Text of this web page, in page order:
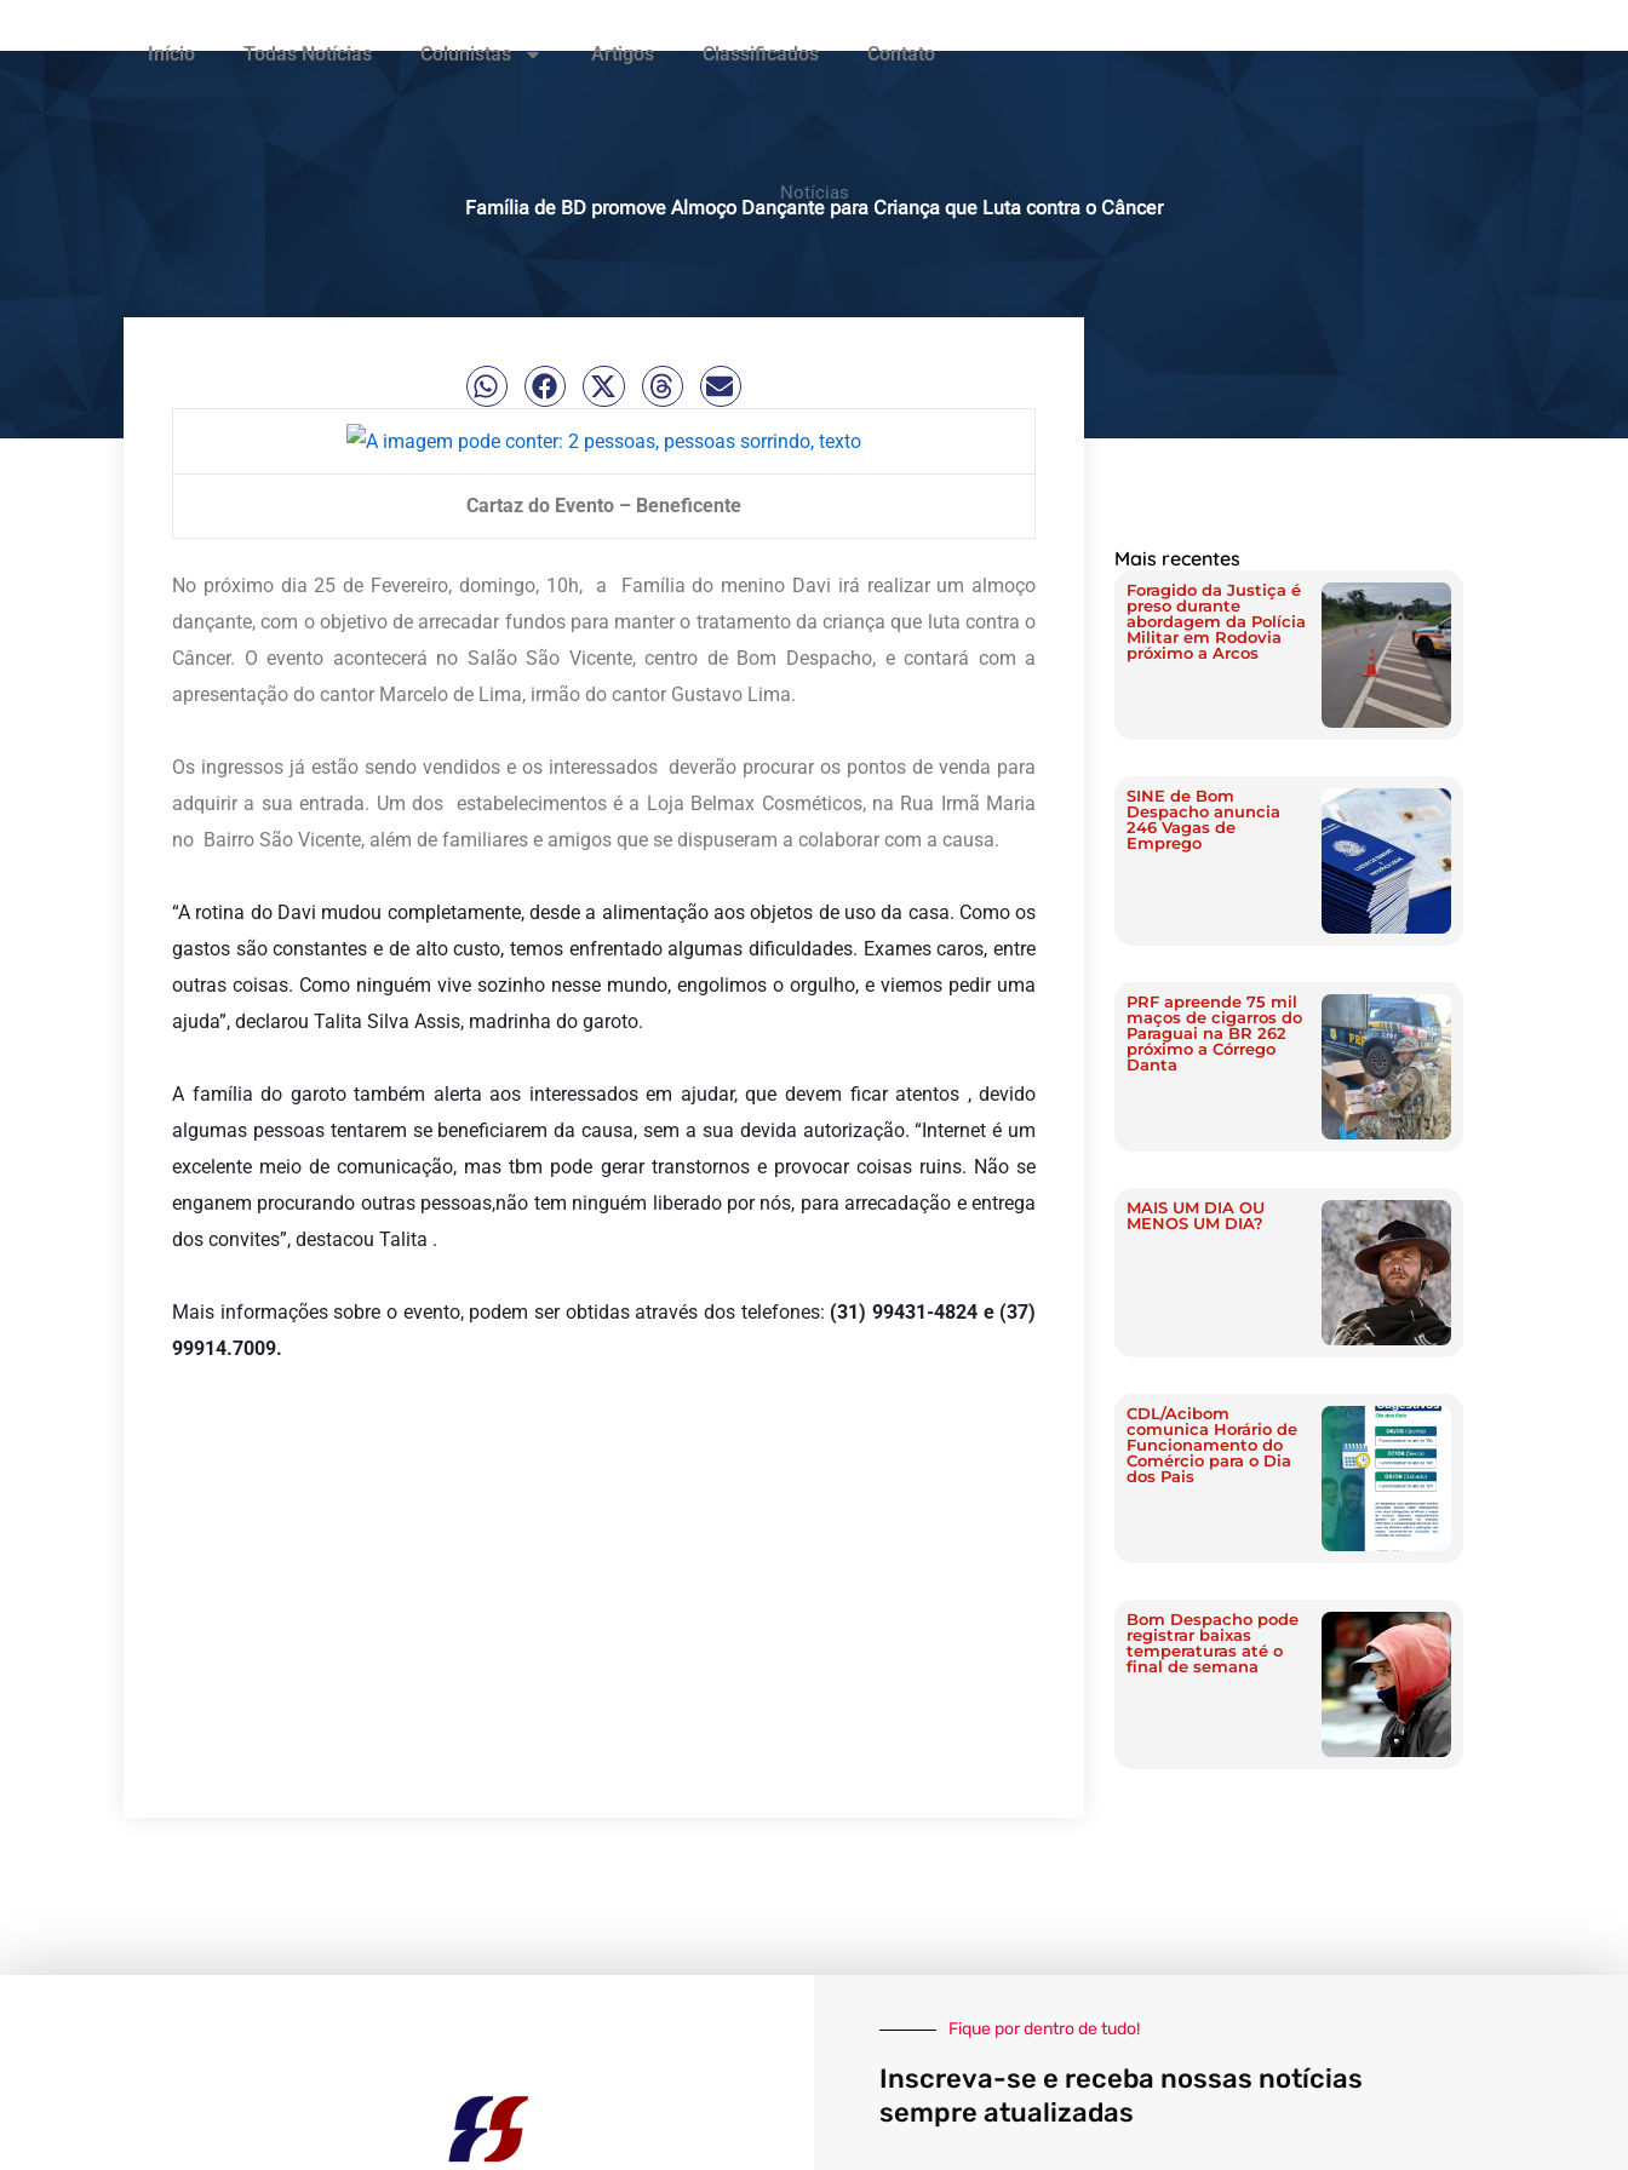
Início Todas Notícias Colunistas Artigos Classificados Contato
Notícias
Família de BD promove Almoço Dançante para Criança que Luta contra o Câncer
Cartaz do Evento – Beneficente
No próximo dia 25 de Fevereiro, domingo, 10h, a Família do menino Davi irá realizar um almoço
dançante, com o objetivo de arrecadar fundos para manter o tratamento da criança que luta contra o
Câncer. O evento acontecerá no Salão São Vicente, centro de Bom Despacho, e contará com a
apresentação do cantor Marcelo de Lima, irmão do cantor Gustavo Lima.
Os ingressos já estão sendo vendidos e os interessados deverão procurar os pontos de venda para
adquirir a sua entrada. Um dos estabelecimentos é a Loja Belmax Cosméticos, na Rua Irmã Maria
no Bairro São Vicente, além de familiares e amigos que se dispuseram a colaborar com a causa.
“A rotina do Davi mudou completamente, desde a alimentação aos objetos de uso da casa. Como os
gastos são constantes e de alto custo, temos enfrentado algumas dificuldades. Exames caros, entre
outras coisas. Como ninguém vive sozinho nesse mundo, engolimos o orgulho, e viemos pedir uma
ajuda”, declarou Talita Silva Assis, madrinha do garoto.
A família do garoto também alerta aos interessados em ajudar, que devem ficar atentos , devido
algumas pessoas tentarem se beneficiarem da causa, sem a sua devida autorização. “Internet é um
excelente meio de comunicação, mas tbm pode gerar transtornos e provocar coisas ruins. Não se
enganem procurando outras pessoas,não tem ninguém liberado por nós, para arrecadação e entrega
dos convites”, destacou Talita .
Mais informações sobre o evento, podem ser obtidas através dos telefones: (31) 99431-4824 e (37)
99914.7009.
Mais recentes
Foragido da Justiça é
preso durante
abordagem da Polícia
Militar em Rodovia
próximo a Arcos
SINE de Bom
Despacho anuncia
246 Vagas de
Emprego
PRF apreende 75 mil
maços de cigarros do
Paraguai na BR 262
próximo a Córrego
Danta
MAIS UM DIA OU
MENOS UM DIA?
CDL/Acibom
comunica Horário de
Funcionamento do
Comércio para o Dia
dos Pais
Bom Despacho pode
registrar baixas
temperaturas até o
final de semana
Fique por dentro de tudo!
Inscreva-se e receba nossas notícias
sempre atualizadas